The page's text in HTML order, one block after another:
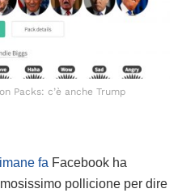
Packs: c’è anche Trump
fa Facebook ha
pollicione per dire